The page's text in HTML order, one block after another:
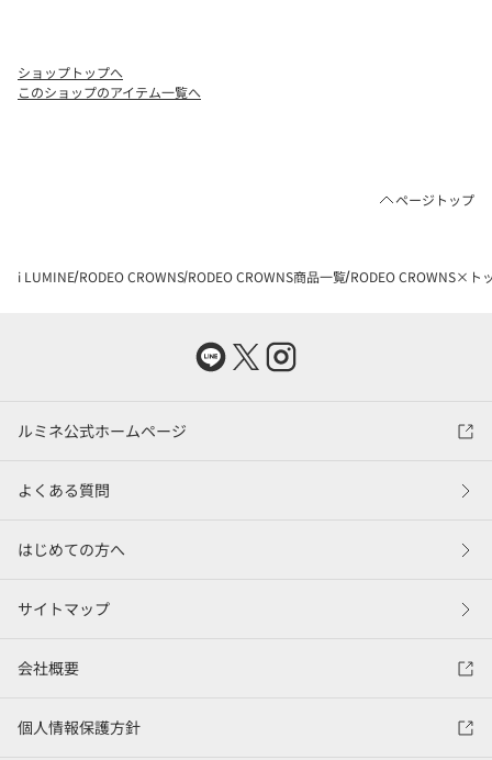
ショップトップへ
このショップのアイテム一覧へ
ページトップ
i LUMINE RODEO CROWNS RODEO CROWNS商品一覧 RODEO CROWNS×ト
ルミネ公式ホームページ
よくある質問
はじめての方へ
サイトマップ
会社概要
個人情報保護方針